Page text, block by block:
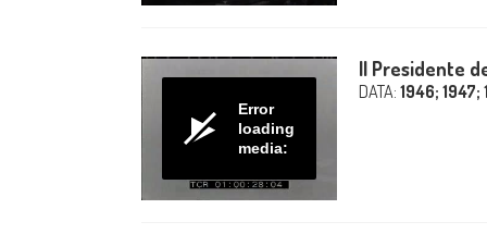
Error
loading
media:
Il Presidente
DATA: 1946; 1947;